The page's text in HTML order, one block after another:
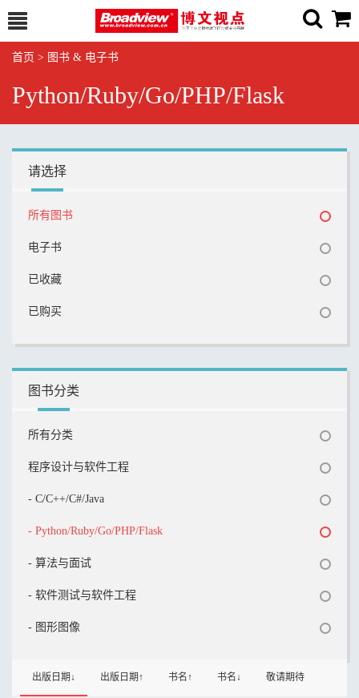
首页 > 图书 & 电子书
Python/Ruby/Go/PHP/Flask
请选择
所有图书
电子书
已收藏
已购买
图书分类
所有分类
程序设计与软件工程
- C/C++/C#/Java
- Python/Ruby/Go/PHP/Flask
- 算法与面试
- 软件测试与软件工程
- 图形图像
出版日期↓ 出版日期↑ 书名↑ 书名↓ 敬请期待